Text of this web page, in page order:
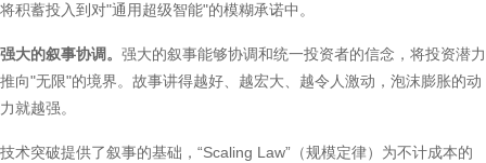
将积蓄投入到对"通用超级智能"的模糊承诺中。
强大的叙事协调。 强大的叙事能够协调和统一投资者的信念，将投资潜力
推向"无限"的境界。故事讲得越好、越宏大、越令人激动，泡沫膨胀的动
力就越强。
技术突破提供了叙事的基础，“Scaling Law”（规模定律）为不计成本的